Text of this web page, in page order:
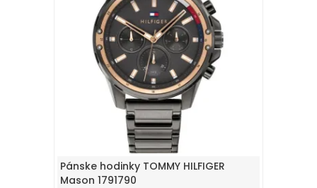
Pánske hodinky TOMMY HILFIGER
Mason 1791790